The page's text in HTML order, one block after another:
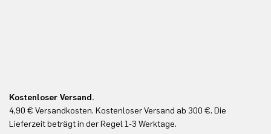
Kostenloser Versand.
4,90 € Versandkosten. Kostenloser Versand ab 300 €. Die
Lieferzeit beträgt in der Regel 1-3 Werktage.